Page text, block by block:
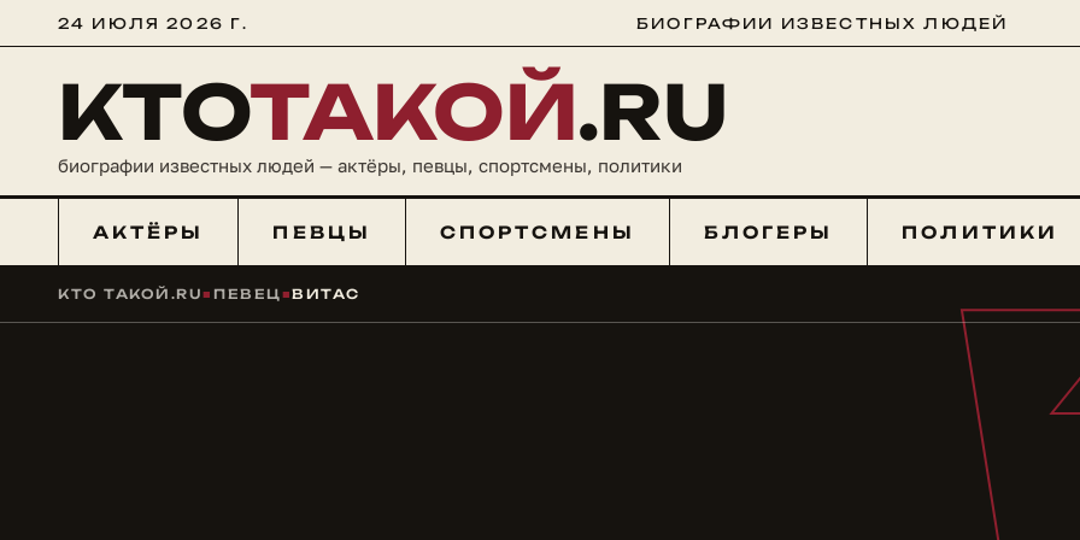
24 ИЮЛЯ 2026 Г. БИОГРАФИИ ИЗВЕСТНЫХ ЛЮДЕЙ
КТОТАКОЙ.RU
биографии известных людей — актёры, певцы, спортсмены, политики
АКТЁРЫ ПЕВЦЫ СПОРТСМЕНЫ БЛОГЕРЫ ПОЛИТИКИ
КТО ТАКОЙ.RU■ ПЕВЕЦ■ВИТАС